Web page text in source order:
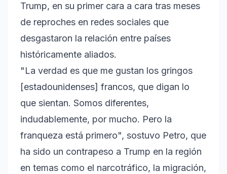
Trump, en su primer cara a cara tras meses
de reproches en redes sociales que
desgastaron la relación entre países
históricamente aliados.
"La verdad es que me gustan los gringos
[estadounidenses] francos, que digan lo
que sientan. Somos diferentes,
indudablemente, por mucho. Pero la
franqueza está primero", sostuvo Petro, que
ha sido un contrapeso a Trump en la región
en temas como el narcotráfico, la migración,